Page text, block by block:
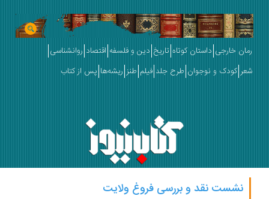
خارجی داستان کوتاه تاریخ دین و فلسفه اقتصاد روانشناسی
کودک و نوجوان طرح جلد فیلم طنز ریشه‌ها پس از کتاب
نشست نقد و بررسی فروغ ولایت